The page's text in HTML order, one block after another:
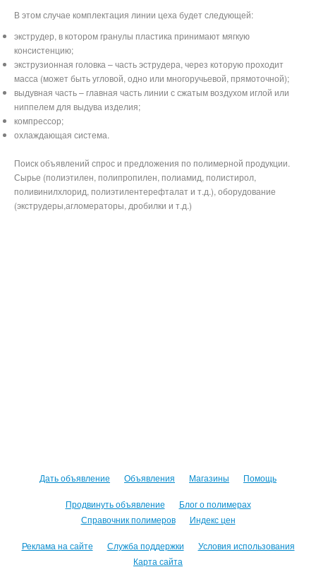
В этом случае комплектация линии цеха будет следующей:
экструдер, в котором гранулы пластика принимают мягкую
консистенцию;
экструзионная головка – часть эструдера, через которую проходит
масса (может быть угловой, одно или многоручьевой, прямоточной);
выдувная часть – главная часть линии с сжатым воздухом иглой или
ниппелем для выдува изделия;
компрессор;
охлаждающая система.
Поиск объявлений спрос и предложения по полимерной продукции.
Сырье (полиэтилен, полипропилен, полиамид, полистирол,
поливинилхлорид, полиэтилентерефталат и т.д.), оборудование
(экструдеры,агломераторы, дробилки и т.д.)
Дать объявление Объявления Магазины Помощь
Продвинуть объявление
Блог о полимерах
Справочник полимеров
Индекс цен
Реклама на сайте Служба поддержки
Условия использования
Карта сайта